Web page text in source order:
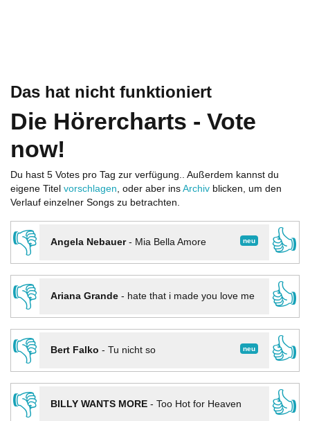
Das hat nicht funktioniert
Die Hörercharts - Vote
now!
Du hast 5 Votes pro Tag zur verfügung.. Außerdem kannst du
eigene Titel vorschlagen, oder aber ins Archiv blicken, um den
Verlauf einzelner Songs zu betrachten.
👎 neu
Angela Nebauer- Mia Bella Amore
👍
👎
Ariana Grande- hate that i made you love me
👍
👎
neu
Bert Falko - Tu nicht so
👍
👎
BILLY WANTS MORE- Too Hot for Heaven
👍